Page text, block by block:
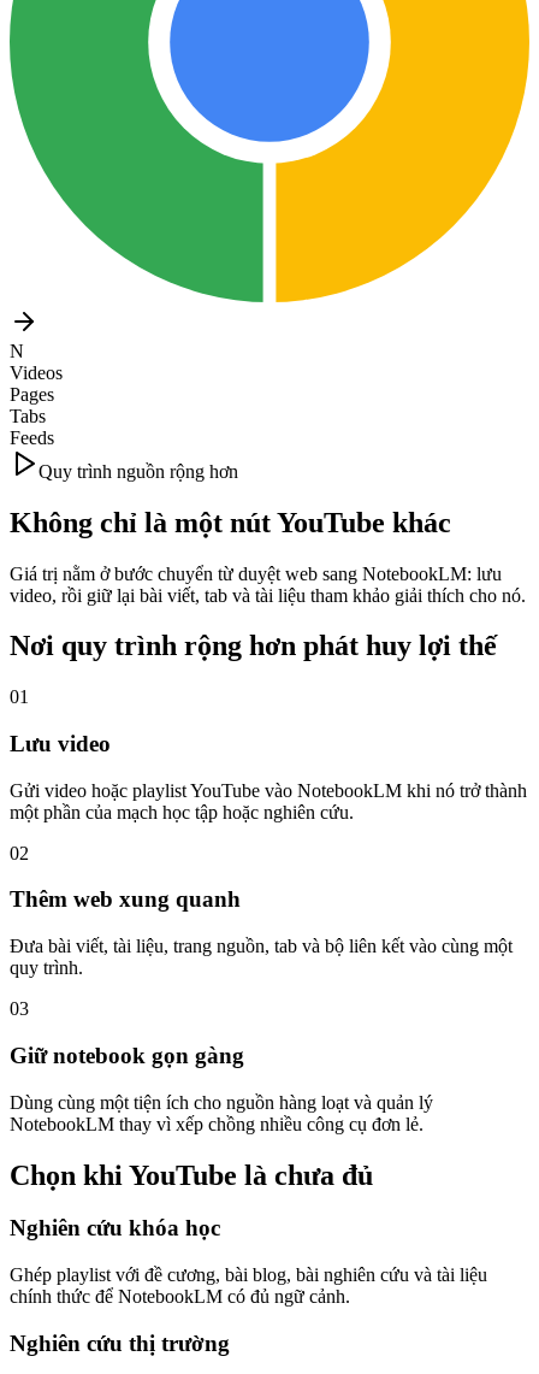
N
Videos
Pages
Tabs
Feeds
Quy trình nguồn rộng hơn
Không chỉ là một nút YouTube khác
Giá trị nằm ở bước chuyển từ duyệt web sang NotebookLM: lưu
video, rồi giữ lại bài viết, tab và tài liệu tham khảo giải thích cho nó.
Nơi quy trình rộng hơn phát huy lợi thế
01
Lưu video
Gửi video hoặc playlist YouTube vào NotebookLM khi nó trở thành
một phần của mạch học tập hoặc nghiên cứu.
02
Thêm web xung quanh
Đưa bài viết, tài liệu, trang nguồn, tab và bộ liên kết vào cùng một
quy trình.
03
Giữ notebook gọn gàng
Dùng cùng một tiện ích cho nguồn hàng loạt và quản lý
NotebookLM thay vì xếp chồng nhiều công cụ đơn lẻ.
Chọn khi YouTube là chưa đủ
Nghiên cứu khóa học
Ghép playlist với đề cương, bài blog, bài nghiên cứu và tài liệu
chính thức để NotebookLM có đủ ngữ cảnh.
Nghiên cứu thị trường